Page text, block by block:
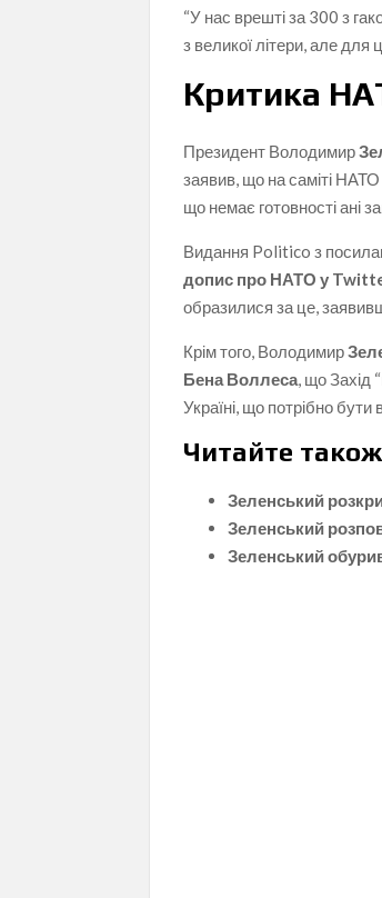
“У нас врешті за 300 з
з великої літери, але для
Критика
Президент Володимир
заявив, що на саміті
що немає готовності ані
Видання Politico з
допис про НАТО у
образилися за це,
Крім того, Володимир
Бена Воллеса , що Захід
Україні, що потрібно
Читайте
Зеленський
Зеленський
Зеленський